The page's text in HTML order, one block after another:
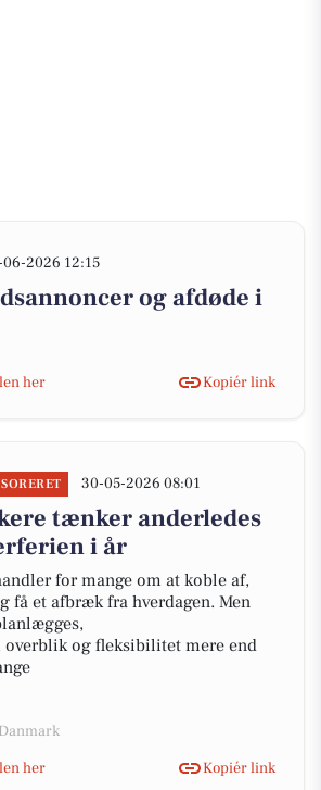
2026 12:15
og afdøde i
her Kopiér link
30-05-2026 08:01
tænker anderledes
i år
for mange om at koble af,
få et afbræk fra hverdagen. Men
og fleksibilitet mere end
her
Kopiér link